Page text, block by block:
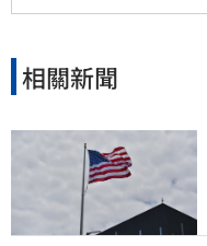
相關新聞